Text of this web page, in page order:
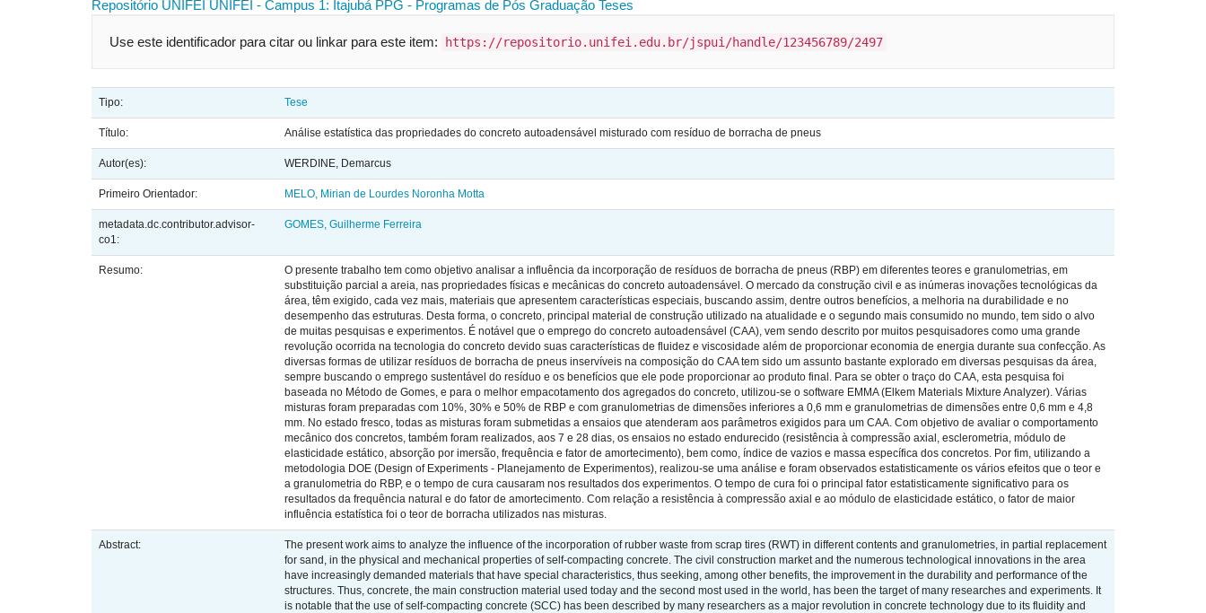
Repositório UNIFEI UNIFEI - Campus 1: Itajubá PPG - Programas de Pós Graduação Teses
Use este identificador para citar ou linkar para este item: https://repositorio.unifei.edu.br/jspui/handle/123456789/2497
Tipo: Tese
Título: Análise estatística das propriedades do concreto autoadensável misturado com resíduo de borracha de pneus
Autor(es): WERDINE, Demarcus
Primeiro Orientador: MELO, Mirian de Lourdes Noronha Motta
metadata.dc.contributor.advisor-
co1:
GOMES, Guilherme Ferreira
Resumo:
O presente trabalho tem como objetivo analisar a influência da incorporação de resíduos de borracha de pneus (RBP) em diferentes teores e granulometrias, em
substituição parcial a areia, nas propriedades físicas e mecânicas do concreto autoadensável. O mercado da construção civil e as inúmeras inovações tecnológicas da
área, têm exigido, cada vez mais, materiais que apresentem características especiais, buscando assim, dentre outros benefícios, a melhoria na durabilidade e no
desempenho das estruturas. Desta forma, o concreto, principal material de construção utilizado na atualidade e o segundo mais consumido no mundo, tem sido o alvo
de muitas pesquisas e experimentos. É notável que o emprego do concreto autoadensável (CAA), vem sendo descrito por muitos pesquisadores como uma grande
revolução ocorrida na tecnologia do concreto devido suas características de fluidez e viscosidade além de proporcionar economia de energia durante sua confecção. As
diversas formas de utilizar resíduos de borracha de pneus inservíveis na composição do CAA tem sido um assunto bastante explorado em diversas pesquisas da área,
sempre buscando o emprego sustentável do resíduo e os benefícios que ele pode proporcionar ao produto final. Para se obter o traço do CAA, esta pesquisa foi
baseada no Método de Gomes, e para o melhor empacotamento dos agregados do concreto, utilizou-se o software EMMA (Elkem Materials Mixture Analyzer). Várias
misturas foram preparadas com 10%, 30% e 50% de RBP e com granulometrias de dimensões inferiores a 0,6 mm e granulometrias de dimensões entre 0,6 mm e 4,8
mm. No estado fresco, todas as misturas foram submetidas a ensaios que atenderam aos parâmetros exigidos para um CAA. Com objetivo de avaliar o comportamento
mecânico dos concretos, também foram realizados, aos 7 e 28 dias, os ensaios no estado endurecido (resistência à compressão axial, esclerometria, módulo de
elasticidade estático, absorção por imersão, frequência e fator de amortecimento), bem como, índice de vazios e massa específica dos concretos. Por fim, utilizando a
metodologia DOE (Design of Experiments - Planejamento de Experimentos), realizou-se uma análise e foram observados estatisticamente os vários efeitos que o teor e
a granulometria do RBP, e o tempo de cura causaram nos resultados dos experimentos. O tempo de cura foi o principal fator estatisticamente significativo para os
resultados da frequência natural e do fator de amortecimento. Com relação a resistência à compressão axial e ao módulo de elasticidade estático, o fator de maior
influência estatística foi o teor de borracha utilizados nas misturas.
Abstract:
The present work aims to analyze the influence of the incorporation of rubber waste from scrap tires (RWT) in different contents and granulometries, in partial replacement
for sand, in the physical and mechanical properties of self-compacting concrete. The civil construction market and the numerous technological innovations in the area
have increasingly demanded materials that have special characteristics, thus seeking, among other benefits, the improvement in the durability and performance of the
structures. Thus, concrete, the main construction material used today and the second most used in the world, has been the target of many researches and experiments. It
is notable that the use of self-compacting concrete (SCC) has been described by many researchers as a major revolution in concrete technology due to its fluidity and